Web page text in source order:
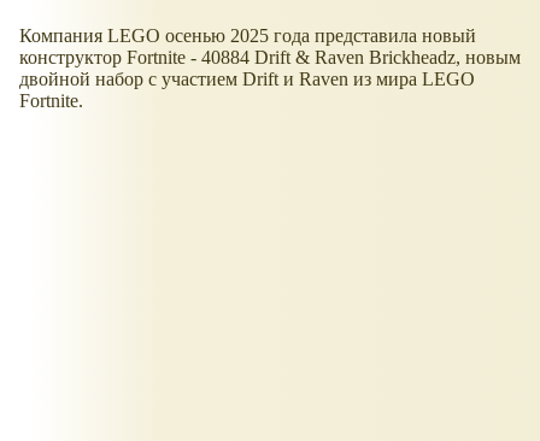
Компания LEGO осенью 2025 года представила новый
конструктор Fortnite - 40884 Drift & Raven Brickheadz, новым
двойной набор с участием Drift и Raven из мира LEGO
Fortnite.